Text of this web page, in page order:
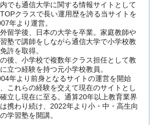
でも通信大学に関する情報サイトとして
クラスで長い運用歴を誇る当サイトを
年より運営。
留学後、日本の大学を卒業。家庭教師や
塾で講師をしながら通信大学で小学校教
許を取得。
後、小学校で複数年クラス担任として教
立つ経験を持つ元小学校教員。
年より前身となるサイトの運営を開始
、これらの経験を交えて現在のサイトとし
立し現在に至る。通算20年以上教育業界
携わり続け、2022年より小・中・高生向
学習塾を開講。